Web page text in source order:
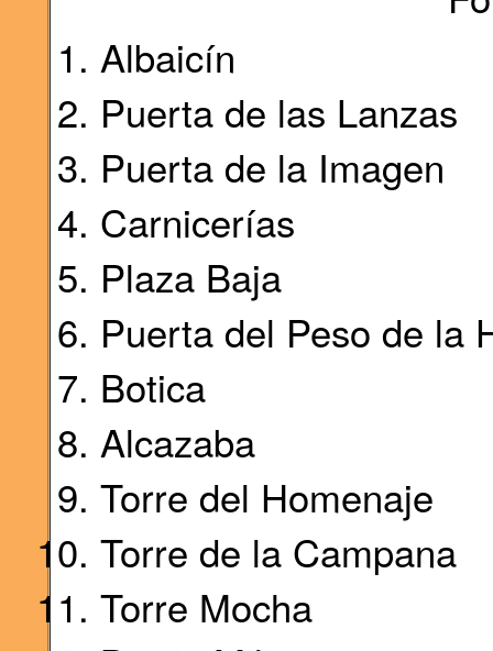
Albaicín
Puerta de las Lanzas
Puerta de la Imagen
Carnicerías
Plaza Baja
Puerta del Peso de la
Botica
Alcazaba
Torre del Homenaje
Torre de la Campana
Torre Mocha